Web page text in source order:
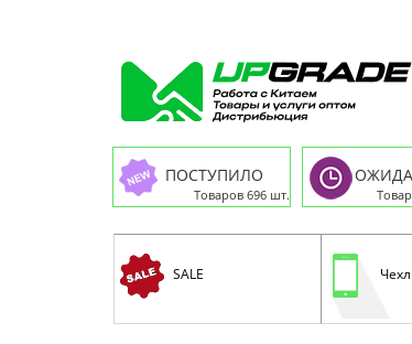
ПОСТУПИЛО
Товаров 696 шт.
SALE